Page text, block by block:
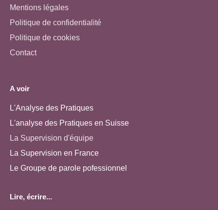
Mentions légales
Politique de confidentialité
Politique de cookies
Contact
A voir
L'Analyse des Pratiques
L'analyse des Pratiques en Suisse
La Supervision d'équipe
La Supervision en France
Le Groupe de parole pofessionnel
Lire, écrire...